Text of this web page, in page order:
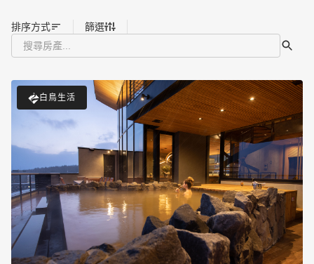
排序方式 篩選
白鳥生活